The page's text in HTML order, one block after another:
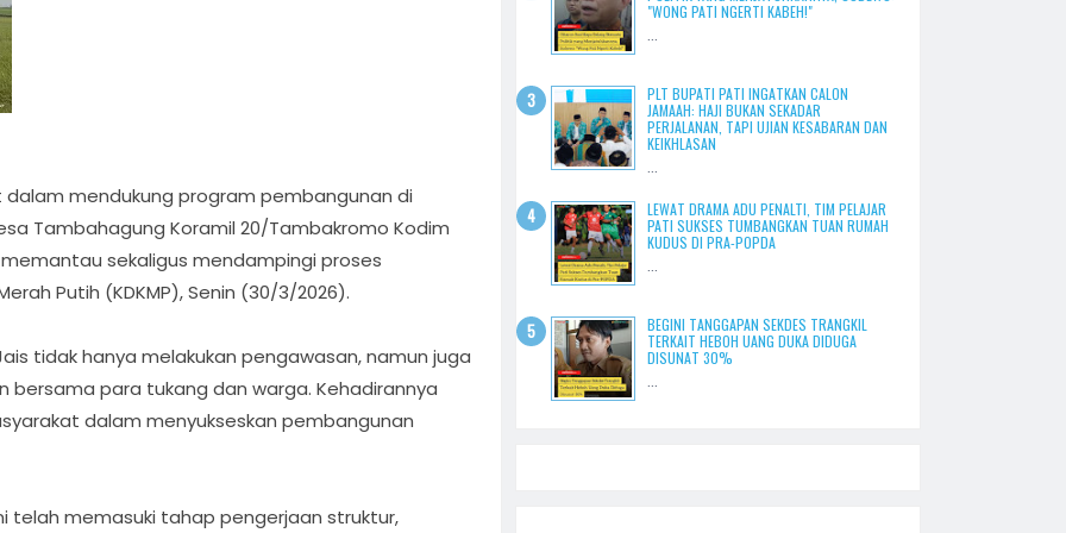
dalam mendukung program pembangunan di
Tambahagung Koramil 20/Tambakromo Kodim
sekaligus mendampingi proses
Putih (KDKMP), Senin (30/3/2026).
tidak hanya melakukan pengawasan, namun juga
para tukang dan warga. Kehadirannya
dalam menyukseskan pembangunan
telah memasuki tahap pengerjaan struktur,
"WONG PATI NGERTI KABEH!"
PLT BUPATI PATI INGATKAN CALON
JAMAAH: HAJI BUKAN SEKADAR
PERJALANAN, TAPI UJIAN KESABARAN DAN
KEIKHLASAN
LEWAT DRAMA ADU PENALTI, TIM PELAJAR
PATI SUKSES TUMBANGKAN TUAN RUMAH
KUDUS DI PRA-POPDA
BEGINI TANGGAPAN SEKDES TRANGKIL
TERKAIT HEBOH UANG DUKA DIDUGA
DISUNAT 30%